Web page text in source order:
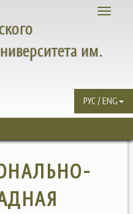
Toggle
им.
РУС / ENG